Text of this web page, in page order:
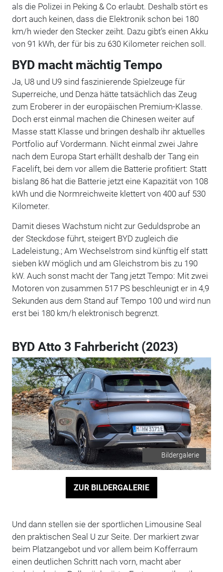
als die Polizei in Peking & Co erlaubt. Deshalb stört es
dort auch keinen, dass die Elektronik schon bei 180
km/h wieder den Stecker zeiht. Dazu gibt’s einen Akku
von 91 kWh, der für bis zu 630 Kilometer reichen soll.
BYD macht mächtig Tempo
Ja, U8 und U9 sind faszinierende Spielzeuge für
Superreiche, und Denza hätte tatsächlich das Zeug
zum Eroberer in der europäischen Premium-Klasse.
Doch erst einmal machen die Chinesen weiter auf
Masse statt Klasse und bringen deshalb ihr aktuelles
Portfolio auf Vordermann. Nicht einmal zwei Jahre
nach dem Europa Start erhällt deshalb der Tang ein
Facelift, bei dem vor allem die Batterie profitiert: Statt
bislang 86 hat die Batterie jetzt eine Kapazität von 108
kWh und die Normreichweite klettert von 400 auf 530
Kilometer.
Damit dieses Wachstum nicht zur Geduldsprobe an
der Steckdose führt, steigert BYD zugleich die
Ladeleistung.; Am Wechselstrom sind künftig elf statt
sieben kW möglich und am Gleichstrom bis zu 190
kW. Auch sonst macht der Tang jetzt Tempo: Mit zwei
Motoren von zusammen 517 PS beschleunigt er in 4,9
Sekunden aus dem Stand auf Tempo 100 und wird nun
erst bei 180 km/h elektronisch begrenzt.
BYD Atto 3 Fahrbericht (2023)
Bildergalerie
ZUR BILDERGALERIE
Und dann stellen sie der sportlichen Limousine Seal
den praktischen Seal U zur Seite. Der markiert zwar
beim Platzangebot und vor allem beim Kofferraum
einen deutlichen Schritt nach vorn, macht aber